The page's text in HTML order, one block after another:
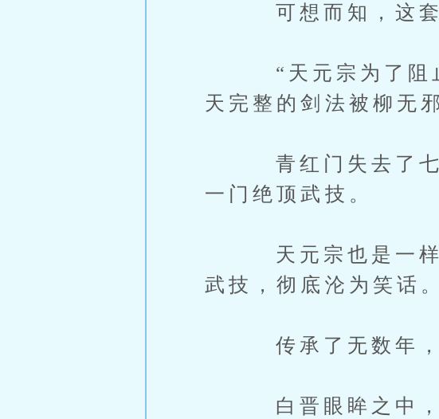
可想而知，这套
“天元宗为了阻止
天完整的剑法被柳无
青红门失去了七杀
一门绝顶武技。
天元宗也是一样，
武技，彻底沦为笑话。
传承了无数年，
白晋眼眸之中，